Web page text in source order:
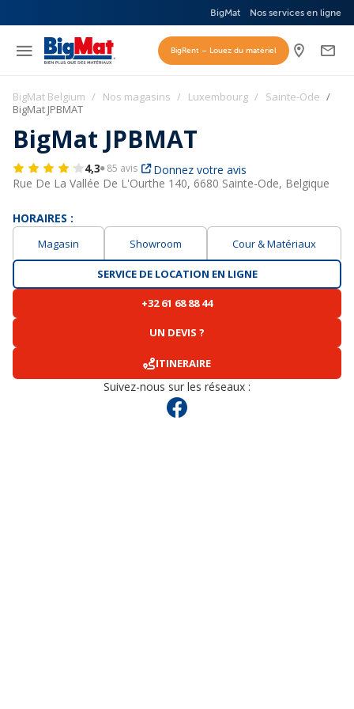
BigMat Nos services en ligne
BigRent – Louez du matériel
BigMat Belgium Nos magasins Luxembourg
Sainte-Ode
BigMat JPBMAT
BigMat JPBMAT
4,3 85 avis
Donnez votre avis
Rue De La Vallée De L'Ourthe 140, 6680 Sainte-Ode, Belgique
HORAIRES :
Magasin Showroom Cour & Matériaux
SERVICE DE LOCATION EN LIGNE
+32 61 68 88 44
UN DEVIS ?
ITINERAIRE
Suivez-nous sur les réseaux :